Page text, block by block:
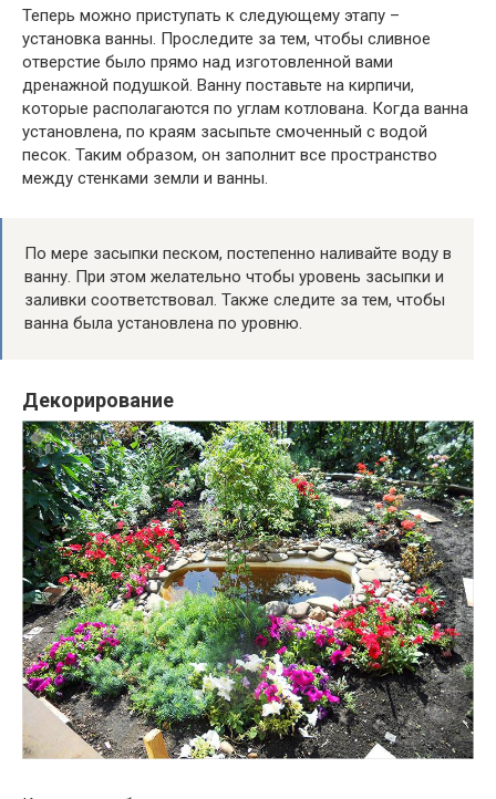
Теперь можно приступать к следующему этапу –
установка ванны. Проследите за тем, чтобы сливное
отверстие было прямо над изготовленной вами
дренажной подушкой. Ванну поставьте на кирпичи,
которые располагаются по углам котлована. Когда ванна
установлена, по краям засыпьте смоченный с водой
песок. Таким образом, он заполнит все пространство
между стенками земли и ванны.
По мере засыпки песком, постепенно наливайте воду в
ванну. При этом желательно чтобы уровень засыпки и
заливки соответствовал. Также следите за тем, чтобы
ванна была установлена по уровню.
Декорирование